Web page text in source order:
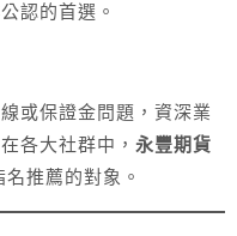
認的首選。
或保證金問題，資深業
各大社群中，永豐期貨
推薦的對象。